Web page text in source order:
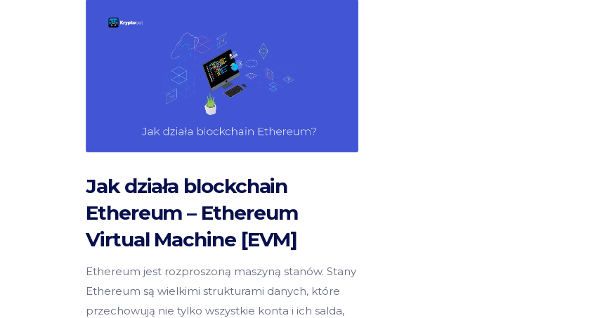
Jak działa blockchain
Ethereum – Ethereum
Virtual Machine [EVM]
Ethereum jest rozproszoną maszyną stanów. Stany
Ethereum są wielkimi strukturami danych, które
przechowują nie tylko wszystkie konta i ich salda,